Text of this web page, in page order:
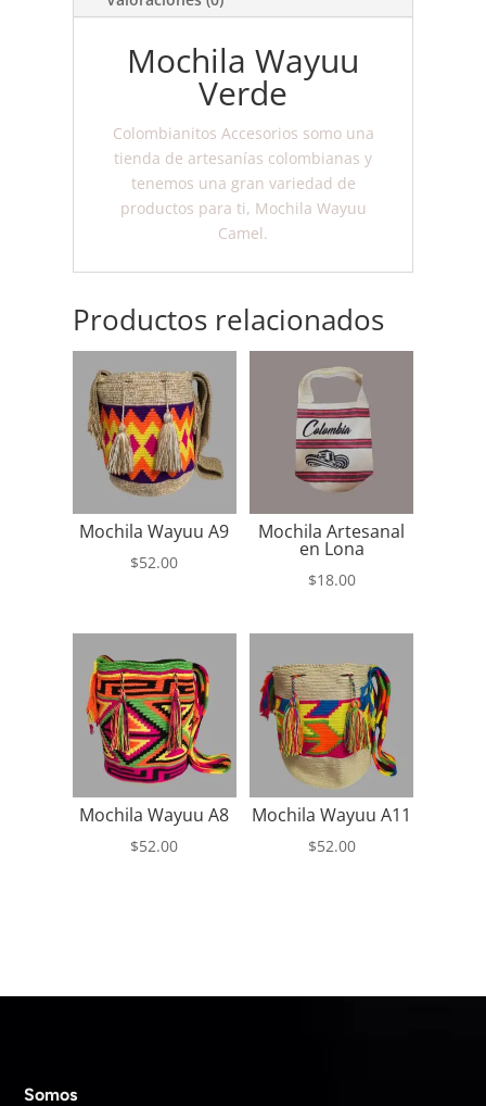
Mochila Wayuu
Verde
Colombianitos Accesorios somo una
tienda de artesanías colombianas y
tenemos una gran variedad de
productos para ti, Mochila Wayuu
Camel.
Productos relacionados
Mochila Wayuu A9
$52.00
Mochila Artesanal
en Lona
$18.00
Mochila Wayuu A8
$52.00
Mochila Wayuu A11
$52.00
Somos